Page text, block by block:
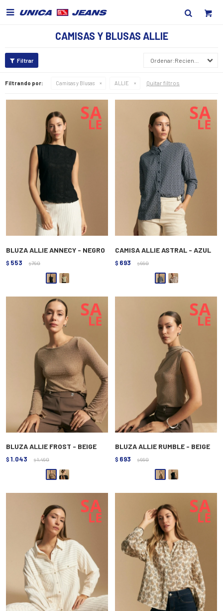

CAMISAS Y BLUSAS ALLIE
Recientes
Filtrando por: Camisas y Blusas ALLIE Quitar filtros
BLUZA ALLIE ANNECY - NEGRO
$ 553 $ 790
CAMISA ALLIE ASTRAL - AZUL
$ 693 $ 990
BLUZA ALLIE FROST - BEIGE
$ 1.043 $ 1.490
BLUZA ALLIE RUMBLE - BEIGE
$ 693 $ 990